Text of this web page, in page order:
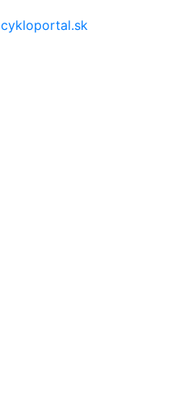
cykloportal.sk